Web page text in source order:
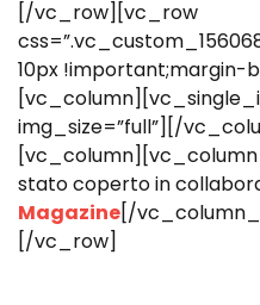
[/vc_row][vc_row
10px !important;margin-
img_size=”full”][/
stato coperto in
Magazine[/
[/vc_row]